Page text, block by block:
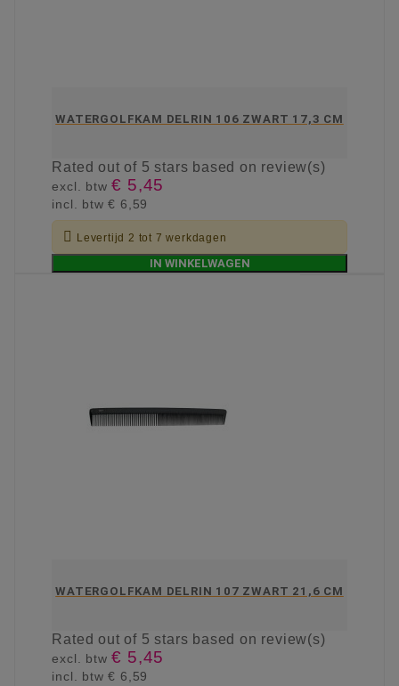
WATERGOLFKAM DELRIN 106 ZWART 17,3 CM
Ratedout of 5 stars based on review(s)
excl. btw€ 5,45
incl. btw€ 6,59
 Levertijd 2 tot 7 werkdagen
IN WINKELWAGEN
WATERGOLFKAM DELRIN 107 ZWART 21,6 CM
Ratedout of 5 stars based on review(s)
excl. btw€ 5,45
incl. btw€ 6,59